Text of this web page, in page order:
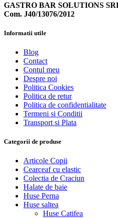
GASTRO BAR SOLUTIONS
Com. J40/13076/2012
Informatii utile
Blog
Contact
Contul meu
Despre noi
Politica Cookies
Politica de retur
Politica de confidentialitate
Termeni si Conditii
Transport si Plata
Categorii de produse
Articole Copii
Cearceaf cu elastic
Colectia de Craciun
Halate de baie
Huse Perna
Huse saltea
Huse Catifea